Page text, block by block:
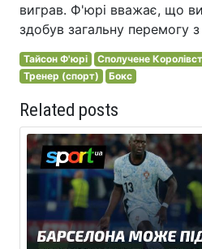
виграв. Ф'юрі вважає, що
здобув загальну перемогу з
Тайсон Ф'юрі Сполучене
Тренер (спорт)
Бокс
Related posts